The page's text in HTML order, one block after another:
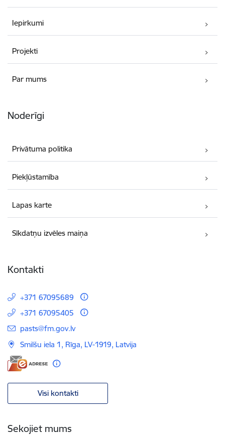
Iepirkumi
Projekti
Par mums
Noderīgi
Privātuma politika
Piekļūstamība
Lapas karte
Sīkdatņu izvēles maiņa
Kontakti
+371 67095689
+371 67095405
E-pasts:
pasts@fm.gov.lv
Smilšu iela 1, Rīga, LV-1919, Latvija
Visi kontakti
Sekojiet mums